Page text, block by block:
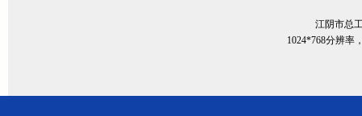
江阴市总
1024*768分辨率